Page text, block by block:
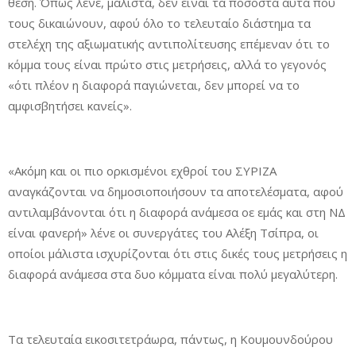
τους δικαιώνουν, αφού όλο το τελευταίο διάστημα τα
στελέχη της αξιωματικής αντιπολίτευσης επέμεναν ότι το
κόμμα τους είναι πρώτο στις μετρήσεις, αλλά το γεγονός
«ότι πλέον η διαφορά παγιώνεται, δεν μπορεί να το
αμφισβητήσει κανείς».
«Ακόμη και οι πιο ορκισμένοι εχθροί του ΣΥΡΙΖΑ
αναγκάζονται να δημοσιοποιήσουν τα αποτελέσματα, αφού
αντιλαμβάνονται ότι η διαφορά ανάμεσα οε εμάς και στη ΝΔ
είναι φανερή» λένε οι συνεργάτες του Αλέξη Τσίπρα, οι
οποίοι μάλιστα ισχυρίζονται ότι στις δικές τους μετρήσεις η
διαφορά ανάμεσα στα δυο κόμματα είναι πολύ μεγαλύτερη.
Τα τελευταία εικοσιτετράωρα, πάντως, η Κουμουνδούρου